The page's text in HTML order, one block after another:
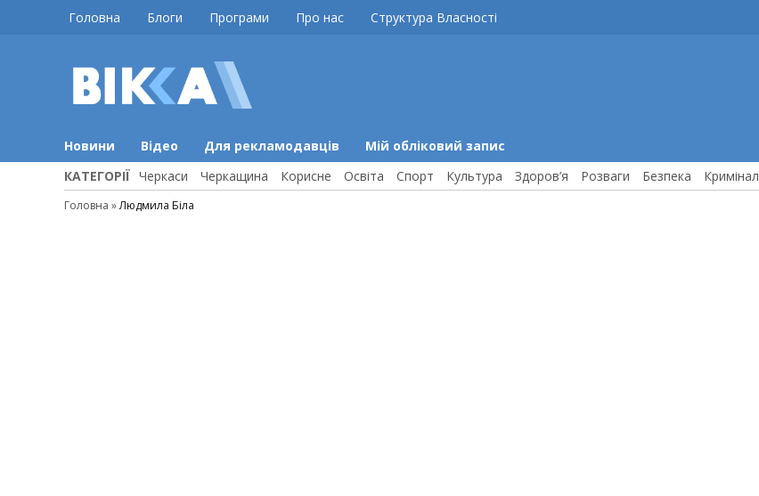
Головна Блоги Програми Про нас Структура Власності
Новини Відео Для рекламодавців Мій обліковий запис
КАТЕГОРІЇ Черкаси Черкащина Корисне Освіта Спорт Культура Здоров’я Розваги Безпека Кримінал
Головна »Людмила Біла